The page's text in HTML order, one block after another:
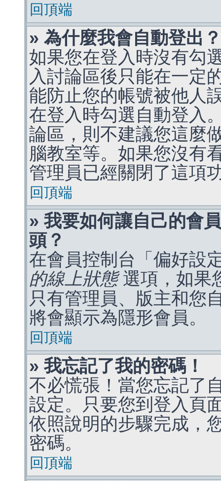
回頂端
» 為什麼我會自動登出？
如果您在登入時沒有勾
入討論區後只能在一定
能防止您的帳號被他人
在登入時勾選自動登入
論區，則不建議您這麼
腦教室等。如果您沒有
管理員已經關閉了這項
回頂端
» 我要如何讓自己的會
頭？
在會員控制台「偏好設
的線上狀態選項，如果
只有管理員、版主和您
將會顯示為隱形會員。
回頂端
» 我忘記了我的密碼！
不必慌張！當您忘記了
設定。只要您到登入頁
依照說明的步驟完成，
密碼。
回頂端